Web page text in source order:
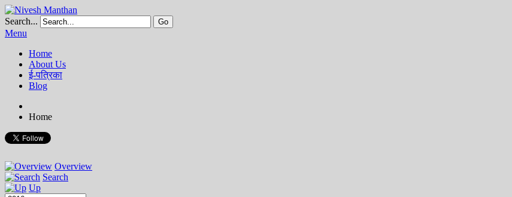
Search... Go
Menu
Home
About Us
ई-पत्रिका
Blog
Home
Overview
Search
Up